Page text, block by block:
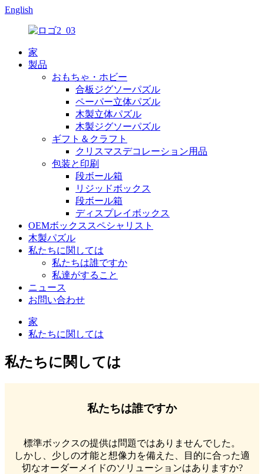
English
家
製品
おもちゃ・ホビー
合板ジグソーパズル
ペーパー立体パズル
木製立体パズル
木製ジグソーパズル
ギフト＆クラフト
クリスマスデコレーション用品
包装と印刷
段ボール箱
リジッドボックス
段ボール箱
ディスプレイボックス
OEMボックススペシャリスト
木製パズル
私たちに関しては
私たちは誰ですか
私達がすること
ニュース
お問い合わせ
家
私たちに関しては
私たちに関しては
私たちは誰ですか
標準ボックスの提供は問題ではありませんでした。
しかし、少しの才能と想像力を備えた、目的に合った適
切なオーダーメイドのソリューションはありますか?